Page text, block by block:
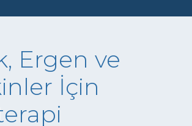
Ergen ve
İçin